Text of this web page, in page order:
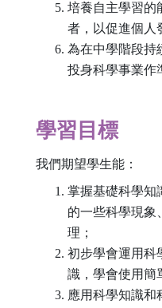
培養自主學習的
者，以促進個人
為在中學階段持
投身科學事業作
學習目標
我們期望學生能：
掌握基礎科學知
的一些科學現象
理；
初步學會運用科
識，學會使用簡
應用科學知識和